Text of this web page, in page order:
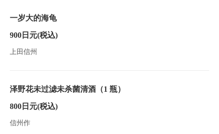
一岁大的海龟
900日元(税込)
上田信州
泽野花未过滤未杀菌清酒（1 瓶）
800日元(税込)
信州作